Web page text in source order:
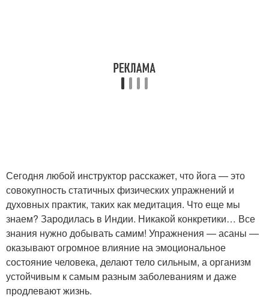
Сегодня любой инструктор расскажет, что йога — это
совокупность статичных физических упражнений и
духовных практик, таких как медитация. Что еще мы
знаем? Зародилась в Индии. Никакой конкретики… Все
знания нужно добывать самим! Упражнения — асаны —
оказывают огромное влияние на эмоциональное
состояние человека, делают тело сильным, а организм
устойчивым к самым разным заболеваниям и даже
продлевают жизнь.